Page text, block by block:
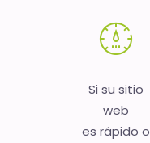
Si su sitio
web
es rápido o